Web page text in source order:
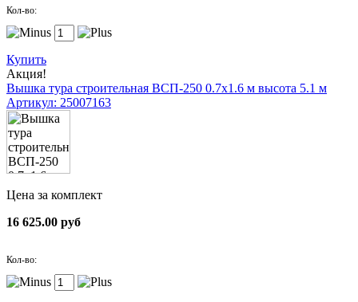
Кол-во:
Купить
Акция!
Вышка тура строительная ВСП-250 0.7х1.6 м высота 5.1 м
Артикул: 25007163
Цена за комплект
16 625.00 руб
Кол-во: